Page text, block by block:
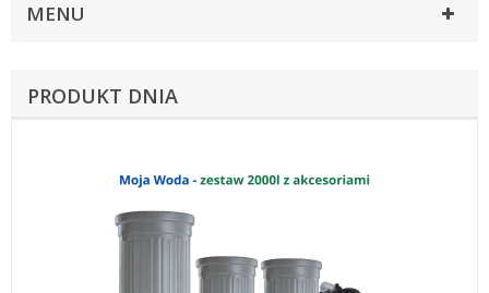
MENU
PRODUKT DNIA